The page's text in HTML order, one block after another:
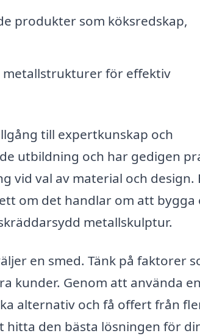
produkter som köksredskap,
metallstrukturer för effektiv
till expertkunskap och
utbildning och har gedigen
vid val av material och design.
om det handlar om att bygga
metallskulptur.
en smed. Tänk på faktorer
kunder. Genom att använda
alternativ och få offert från
den bästa lösningen för